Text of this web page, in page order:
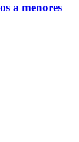
a menores